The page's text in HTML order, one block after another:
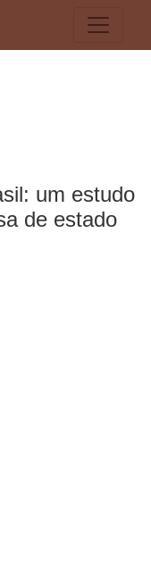
um estudo
de estado